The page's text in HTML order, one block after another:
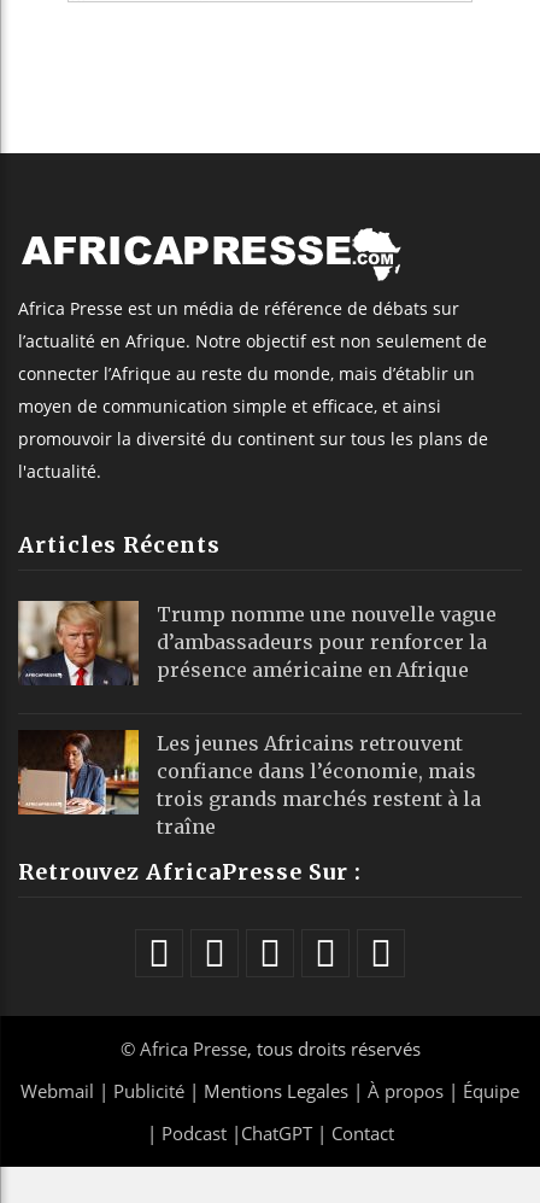
Africa Presse est un média de référence de débats sur
l’actualité en Afrique. Notre objectif est non seulement de
connecter l’Afrique au reste du monde, mais d’établir un
moyen de communication simple et efficace, et ainsi
promouvoir la diversité du continent sur tous les plans de
l'actualité.
Articles Récents
Trump nomme une nouvelle vague
d’ambassadeurs pour renforcer la
présence américaine en Afrique
Les jeunes Africains retrouvent
confiance dans l’économie, mais
trois grands marchés restent à la
traîne
Retrouvez AfricaPresse Sur :
© Africa Presse, tous droits réservés
Webmail | Publicité | Mentions Legales | À propos | Équipe
| Podcast| ChatGPT| Contact